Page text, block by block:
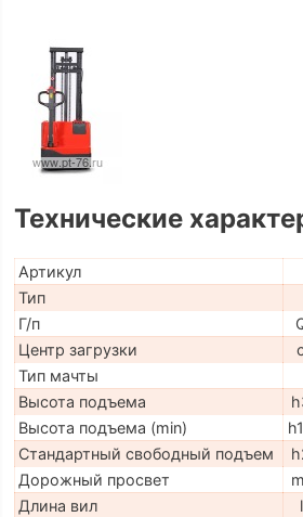
Технические
Артикул
Тип
Г/п
Центр загрузки
Тип мачты
Высота подъема
Высота подъема (min)
Стандартный свободный подъем
Дорожный просвет
Длина вил
l